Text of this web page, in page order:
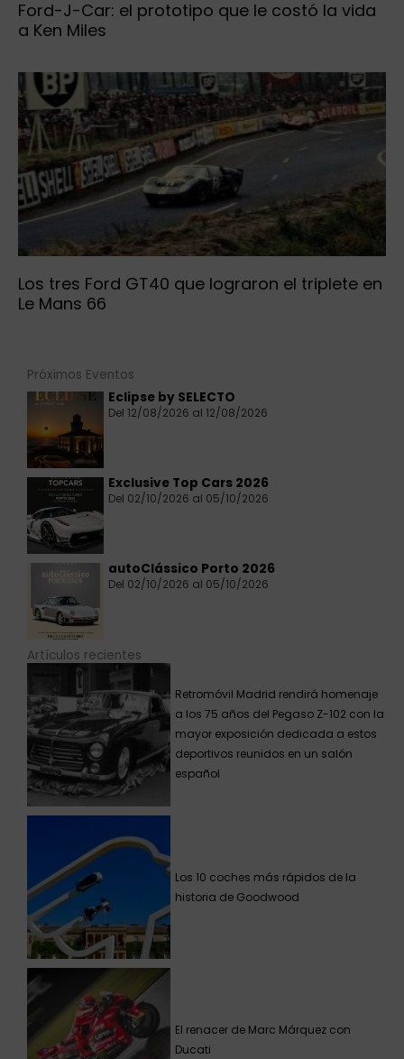
Ford-J-Car: el prototipo que le costó la vida
a Ken Miles
Los tres Ford GT40 que lograron el triplete en
Le Mans 66
Próximos Eventos
Eclipse by SELECTO
Del 12/08/2026 al 12/08/2026
Exclusive Top Cars 2026
Del 02/10/2026 al 05/10/2026
autoClássico Porto 2026
Del 02/10/2026 al 05/10/2026
Artículos recientes
Retromóvil Madrid rendirá homenaje
a los 75 años del Pegaso Z-102 con la
mayor exposición dedicada a estos
deportivos reunidos en un salón
español
Los 10 coches más rápidos de la
historia de Goodwood
El renacer de Marc Márquez con
Ducati